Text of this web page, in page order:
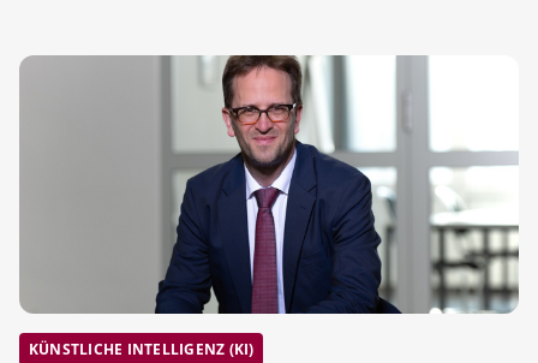
KÜNSTLICHE INTELLIGENZ (KI)